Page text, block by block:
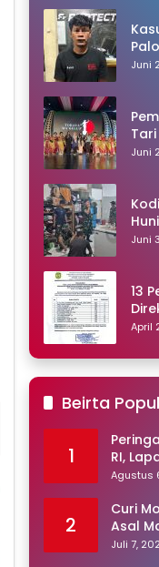
Juni
Juni
Juni
13
April
Beirta
1
RI,
Agustus
2
Curi
Asal
Polisi
Juli 7,